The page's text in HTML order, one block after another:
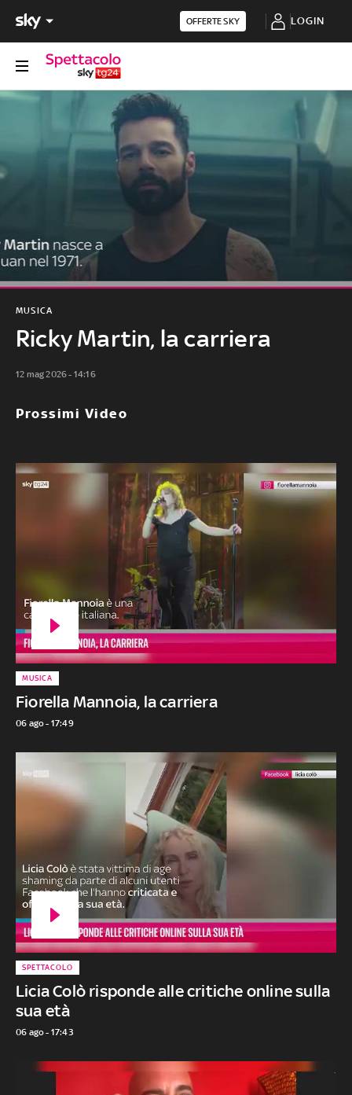
OFFERTE SKY LOGIN
Ricky Martin, la carriera
MUSICA
12 mag 2026 - 14:16
Prossimi Video
Fiorella Mannoia, la carriera
MUSICA
06 ago - 17:49
Licia Colò risponde alle critiche online sulla
sua età
SPETTACOLO
06 ago - 17:43